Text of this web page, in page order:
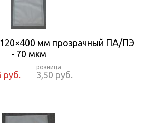
мм прозрачный ПА/ПЭ
- 70 мкм
руб. 3,50 руб.